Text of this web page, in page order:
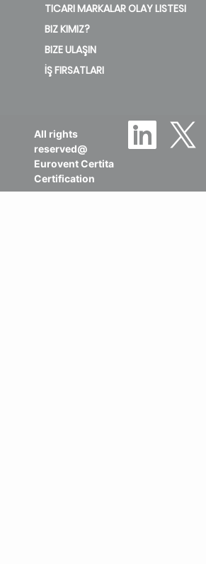
TICARI MARKALAR OLAY LISTESI
BIZ KIMIZ?
BIZE ULAŞIN
İŞ FIRSATLARI
All rights
reserved@
Eurovent Certita
Certification